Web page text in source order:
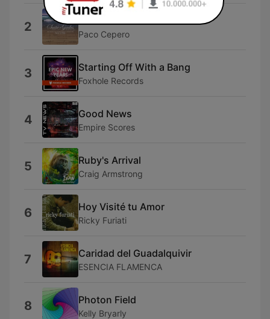
2 Paco Cepero
3 Starting Off With a Bang
Foxhole Records
4 Good News
Empire Scores
5 Ruby's Arrival
Craig Armstrong
6 Hoy Visité tu Amor
Ricky Furiati
7 Caridad del Guadalquivir
ESENCIA FLAMENCA
8 Photon Field
Kelly Bryarly